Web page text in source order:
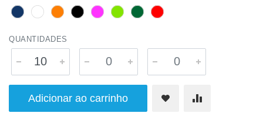
QUANTIDADES
Adicionar ao carrinho